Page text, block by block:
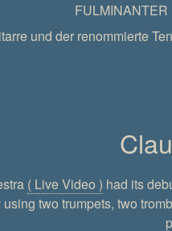
FULMINANTER
und der renommierte
( Live Video ) had its
two trumpets, two